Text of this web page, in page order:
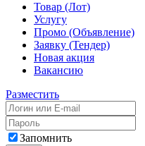
Товар (Лот)
Услугу
Промо (Объявление)
Заявку (Тендер)
Новая акция
Вакансию
Разместить
Запомнить